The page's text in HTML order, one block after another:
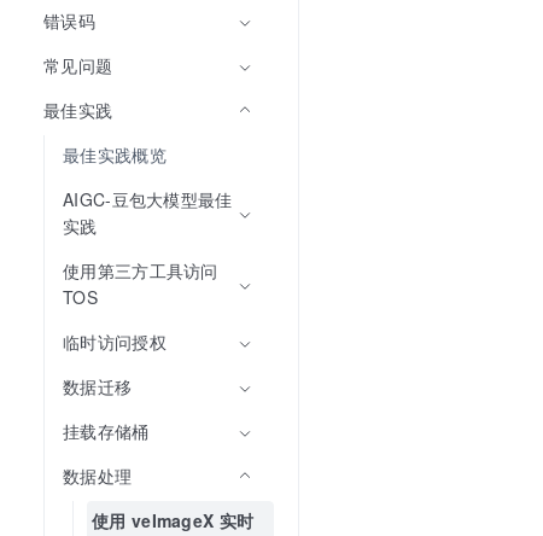
错误码
常见问题
最佳实践
最佳实践概览
AIGC-豆包大模型最佳
实践
使用第三方工具访问
TOS
临时访问授权
数据迁移
挂载存储桶
数据处理
使用 veImageX 实时